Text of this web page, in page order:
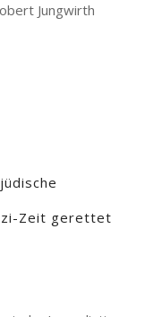
Jungwirth
Zeit gerettet